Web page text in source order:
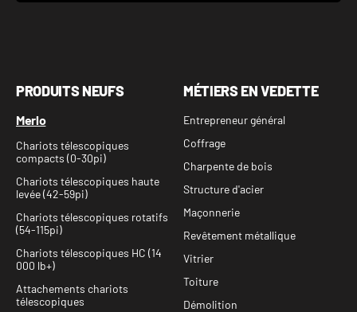
PRODUITS NEUFS
Merlo
Chariots télescopiques
compacts (0-30pi)
Chariots télescopiques haute
levée (42-59pi)
Chariots télescopiques rotatifs
(54-115pi)
Chariots télescopiques HC (14
000 lb+)
Attachements chariots
télescopiques
MÉTIERS EN VEDETTE
Entrepreneur général
Coffrage
Charpente de bois
Structure d'acier
Maçonnerie
Revêtement métallique
Vitrier
Toiture
Démolition